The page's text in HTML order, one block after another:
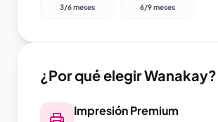
3/6 meses 6/9 meses
¿Por qué elegir Wanakay?
Impresión Premium